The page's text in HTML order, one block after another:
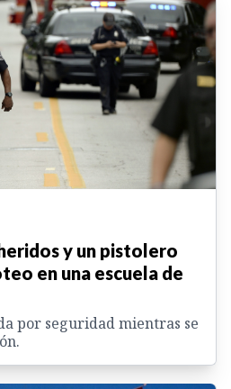
y un pistolero
en una escuela de
por seguridad mientras se